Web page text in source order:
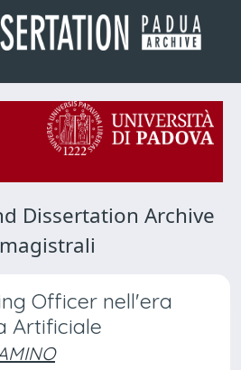
Dissertation Archive
Officer nell'era
Artificiale